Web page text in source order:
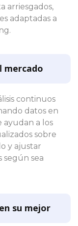
arriesgados,
adaptadas a
mercado
continuos
datos en
ayudan a los
sobre
y ajustar
según sea
su mejor